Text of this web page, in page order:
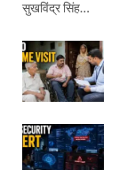
सुखविंद्र सिंह…